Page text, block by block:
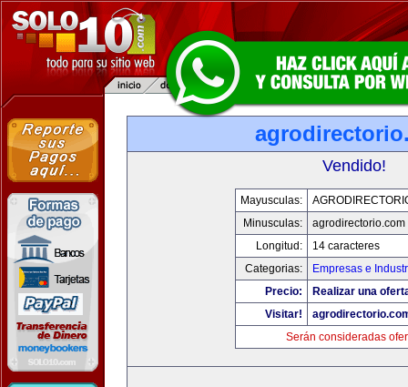
Vendido!
Mayusculas:
Minusculas:
agrodirectorio.com
Longitud:
14 caracteres
Categorias:
Empresas e
Precio:
Realizar una
Visitar!
Serán consideradas